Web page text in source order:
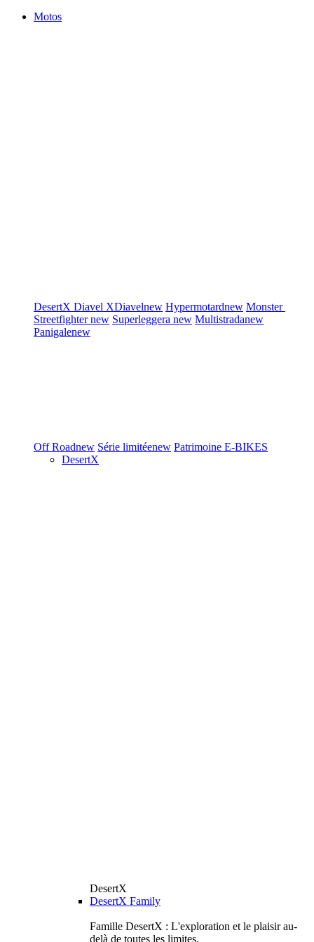
Motos
DesertX Diavel XDiavelnew Hypermotardnew Monster
Streetfighternew Superleggera new Multistradanew
Panigalenew
Off Roadnew Série limitéenew Patrimoine E-BIKES
DesertX
DesertX
DesertX Family
Famille DesertX : L'exploration et le plaisir au-
delà de toutes les limites.